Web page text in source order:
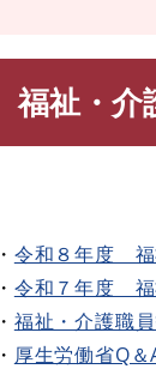
福祉・介
・ 令和８年度 福
・ 令和７年度 福
・ 福祉・介護職
・ 厚生労働省Q＆